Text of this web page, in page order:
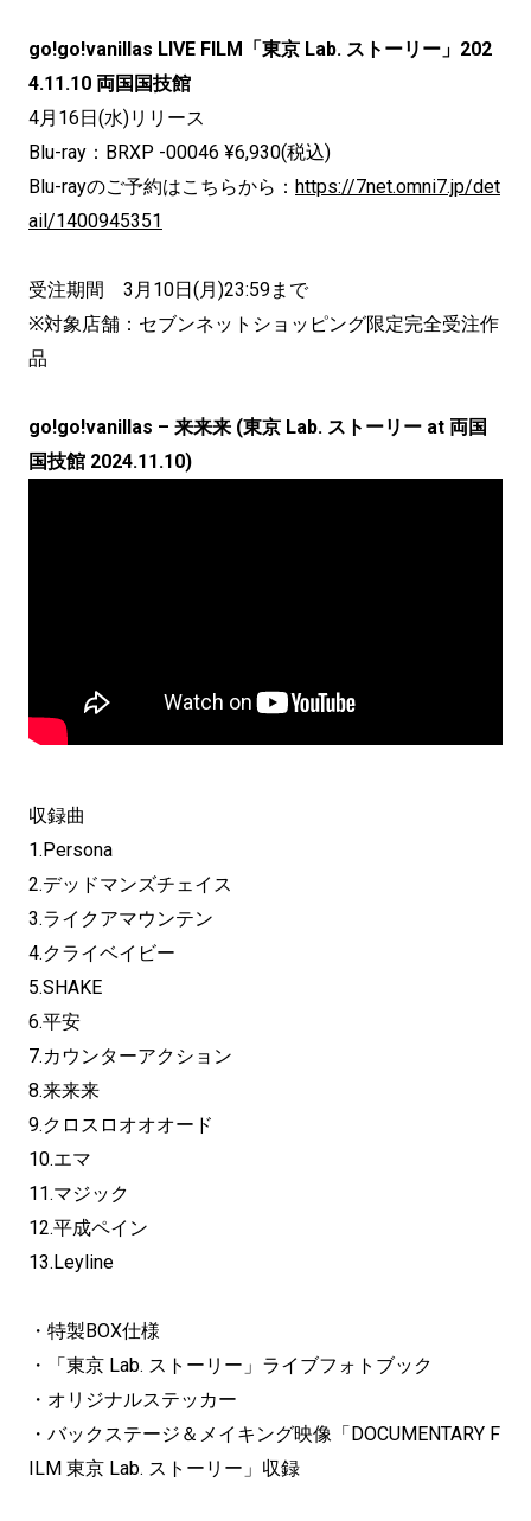
go!go!vanillas LIVE FILM「東京 Lab. ストーリー」202
4.11.10 両国国技館
4月16日(水)リリース
Blu-ray：BRXP -00046 ¥6,930(税込)
Blu-rayのご予約はこちらから： https://7net.omni7.jp/det
ail/1400945351
受注期間 3月10日(月)23:59まで
※対象店舗：セブンネットショッピング限定完全受注作
品
go!go!vanillas – 来来来 (東京 Lab. ストーリー at 両国
国技館 2024.11.10)
収録曲
1.Persona
2.デッドマンズチェイス
3.ライクアマウンテン
4.クライベイビー
5.SHAKE
6.平安
7.カウンターアクション
8.来来来
9.クロスロオオオード
10.エマ
11.マジック
12.平成ペイン
13.Leyline
・特製BOX仕様
・「東京 Lab. ストーリー」ライブフォトブック
・オリジナルステッカー
・バックステージ＆メイキング映像「DOCUMENTARY F
ILM 東京 Lab. ストーリー」収録